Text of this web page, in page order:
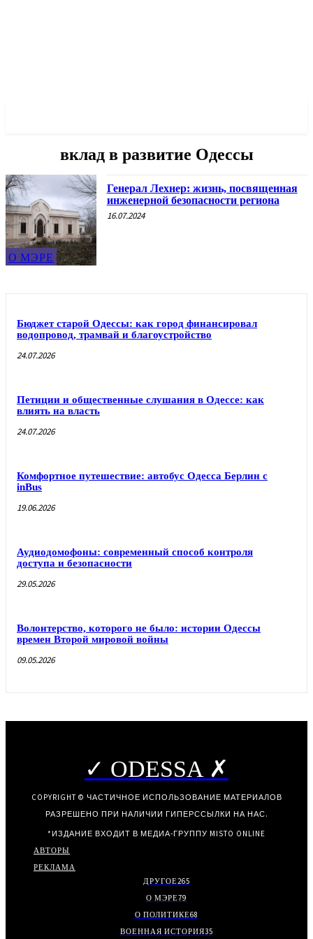
вклад в развитие Одессы
О МЭРЕ
Генерал Лехнер: жизнь, посвященная
инженерной безопасности региона
16.07.2024
Бюджет старой Одессы: как город финансировал
водопровод, трамвай и благоустройство
24.07.2026
Петиции и общественные слушания в Одессе: как
влиять на власть
24.07.2026
Комфортное путешествие: автобус Одесса Берлин с
inBus
19.06.2026
Аудиодомофоны: современный способ контроля
доступа и безопасности
29.05.2026
Волонтерство, которого не было: истории Одессы
времен Второй мировой войны
09.05.2026
✓ ODESSA ✗
COPYRIGHT © ЧАСТИЧНОЕ ИСПОЛЬЗОВАНИЕ МАТЕРИАЛОВ
РАЗРЕШЕНО ПРИ НАЛИЧИИ ГИПЕРССЫЛКИ НА НАС.
*ИЗДАНИЕ ВХОДИТ В МЕДИА-ГРУППУ MISTO ONLINE
АВТОРЫ
РЕКЛАМА
ДРУГОЕ265
О МЭРЕ79
О ПОЛИТИКЕ68
ВОЕННАЯ ИСТОРИЯ35